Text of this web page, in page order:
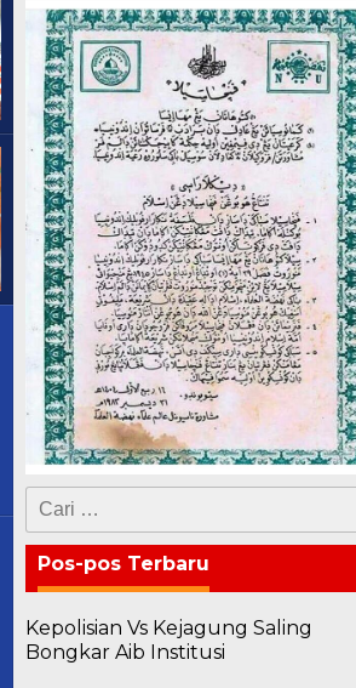
Cari
untuk:
Pos-pos Terbaru
Kepolisian Vs Kejagung Saling
Bongkar Aib Institusi